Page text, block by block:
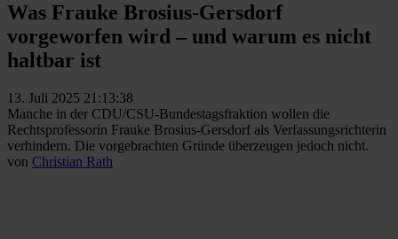
Was Frauke Brosius-Gersdorf
vorgeworfen wird – und warum es nicht
haltbar ist
13. Juli 2025 21:13:38
Manche in der CDU/CSU-Bundestagsfraktion wollen die
Rechtsprofessorin Frauke Brosius-Gersdorf als Verfassungsrichterin
verhindern. Die vorgebrachten Gründe überzeugen jedoch nicht.
von Christian Rath